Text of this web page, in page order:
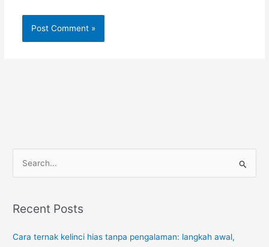
r
h
Recent Posts
Cara ternak kelinci hias tanpa pengalaman: langkah awal,